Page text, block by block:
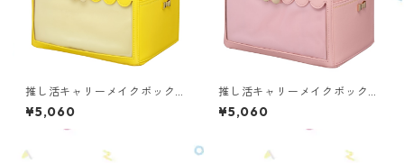
推し活キャリーメイクボック
ス カラーモデル イエロ
ー OMS-YL1
¥5,060
推し活キャリーメイクボック
ス カラーモデル ピンク O
MS-PK1
¥5,060